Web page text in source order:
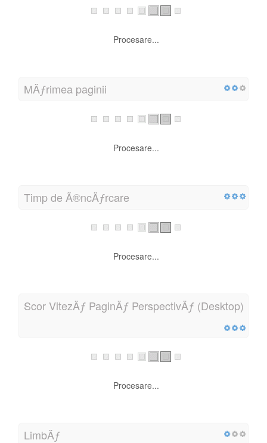
Procesare...
MÄƒrimea paginii
Procesare...
Timp de Ã®ncÄƒrcare
Procesare...
Scor VitezÄƒ PaginÄƒ PerspectivÄƒ (Desktop)
Procesare...
LimbÄƒ